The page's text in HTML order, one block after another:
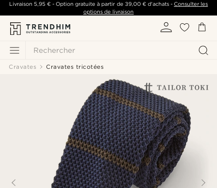
Rechercher
Livraison 5,95 €- Option gratuite à partir de 39,00 €d'achats -Consulter les
options de livraison
Cravates Cravates tricotées